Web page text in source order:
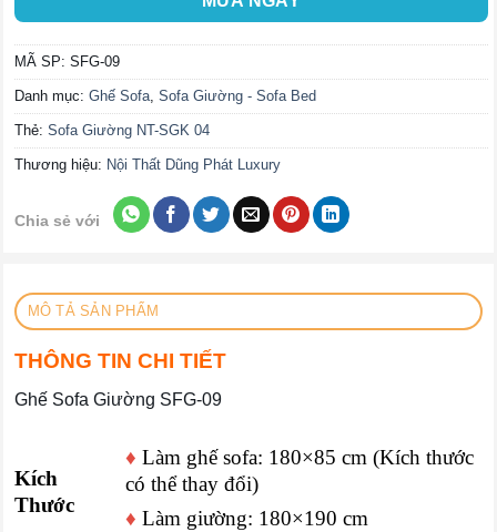
MÃ SP: SFG-09
Danh mục: Ghế Sofa, Sofa Giường - Sofa Bed
Thẻ: Sofa Giường NT-SGK 04
Thương hiệu: Nội Thất Dũng Phát Luxury
Chia sẻ với
MÔ TẢ SẢN PHẨM
THÔNG TIN CHI TIẾT
Ghế Sofa Giường SFG-09
Kích
Thước
♦ Làm ghế sofa: 180×85 cm (Kích thước
có thể thay đổi)
♦ Làm giường: 180×190 cm